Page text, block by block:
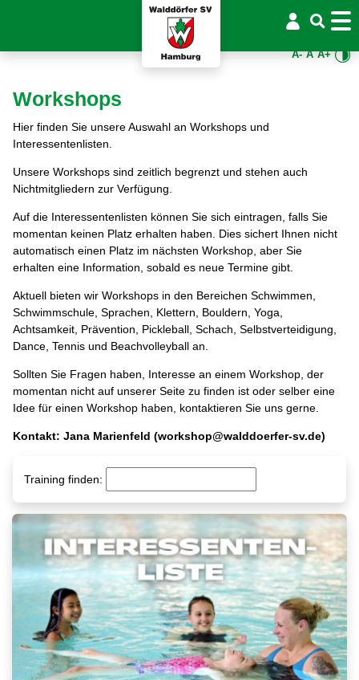
A- A A+
Workshops
Hier finden Sie unsere Auswahl an Workshops und
Interessentenlisten.
Unsere Workshops sind zeitlich begrenzt und stehen auch
Nichtmitgliedern zur Verfügung.
Auf die Interessentenlisten können Sie sich eintragen, falls Sie
momentan keinen Platz erhalten haben. Dies sichert Ihnen nicht
automatisch einen Platz im nächsten Workshop, aber Sie
erhalten eine Information, sobald es neue Termine gibt.
Aktuell bieten wir Workshops in den Bereichen Schwimmen,
Schwimmschule, Sprachen, Klettern, Bouldern, Yoga,
Achtsamkeit, Prävention, Pickleball, Schach, Selbstverteidigung,
Dance, Tennis und Beachvolleyball an.
Sollten Sie Fragen haben, Interesse an einem Workshop, der
momentan nicht auf unserer Seite zu finden ist oder selber eine
Idee für einen Workshop haben, kontaktieren Sie uns gerne.
Kontakt: Jana Marienfeld (workshop@walddoerfer-sv.de)